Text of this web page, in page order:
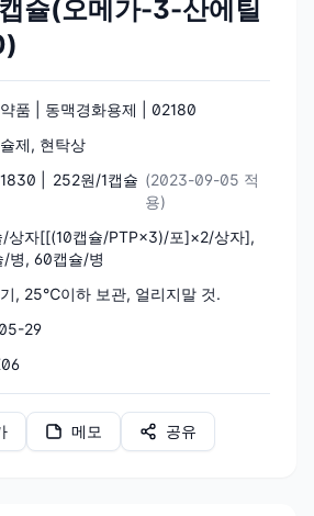
슐(오메가-3-산에틸
품 | 동맥경화용제 | 02180
제, 현탁상
| 252원/1캡슐 (2023-09-05 적
용)
/상자[[(10캡슐/PTP×3)/포]×2/상자],
/병, 60캡슐/병
, 25℃이하 보관, 얼리지말 것.
29
메모 공유